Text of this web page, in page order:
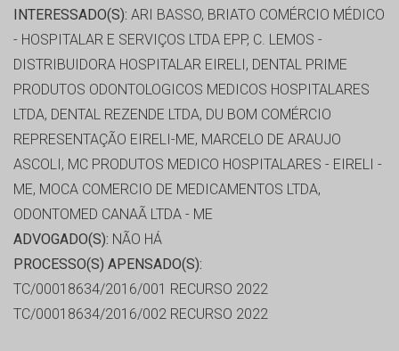
INTERESSADO(S): ARI BASSO, BRIATO COMÉRCIO MÉDICO
- HOSPITALAR E SERVIÇOS LTDA EPP, C. LEMOS -
DISTRIBUIDORA HOSPITALAR EIRELI, DENTAL PRIME
PRODUTOS ODONTOLOGICOS MEDICOS HOSPITALARES
LTDA, DENTAL REZENDE LTDA, DU BOM COMÉRCIO
REPRESENTAÇÃO EIRELI-ME, MARCELO DE ARAUJO
ASCOLI, MC PRODUTOS MEDICO HOSPITALARES - EIRELI -
ME, MOCA COMERCIO DE MEDICAMENTOS LTDA,
ODONTOMED CANAÃ LTDA - ME
ADVOGADO(S): NÃO HÁ
PROCESSO(S) APENSADO(S):
TC/00018634/2016/001 RECURSO 2022
TC/00018634/2016/002 RECURSO 2022